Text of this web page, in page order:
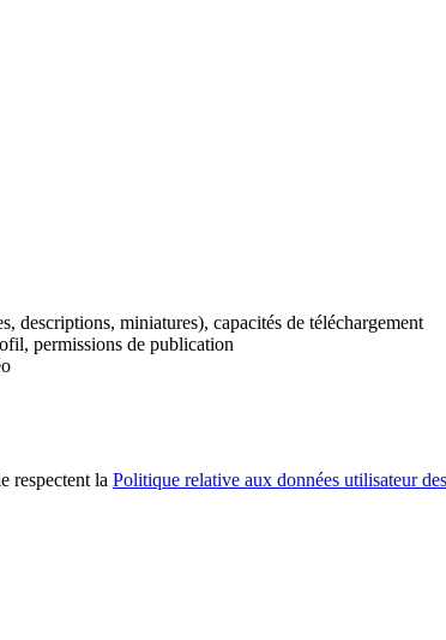
descriptions, miniatures), capacités de téléchargement
permissions de publication
respectent la Politique relative aux données utilisateur